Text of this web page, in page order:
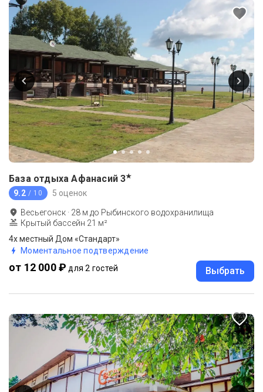
База отдыха Афанасий 3★
9.2 / 10 5 оценок
Весьегонск · 28 м до Рыбинского водохранилища
Крытый бассейн 21 м²
4х местный Дом «Стандарт»
Моментальное подтверждение
от 12 000 ₽ для 2 гостей Выбрать